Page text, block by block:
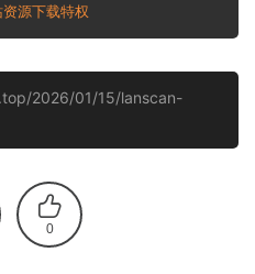
源下载特权
2026/01/15/lanscan-
0